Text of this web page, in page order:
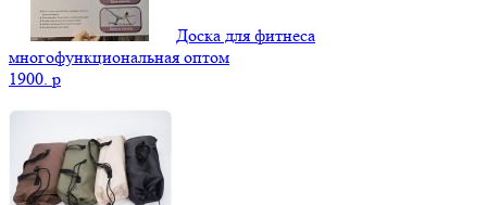
Доска для фитнеса
многофункциональная оптом
1900. p